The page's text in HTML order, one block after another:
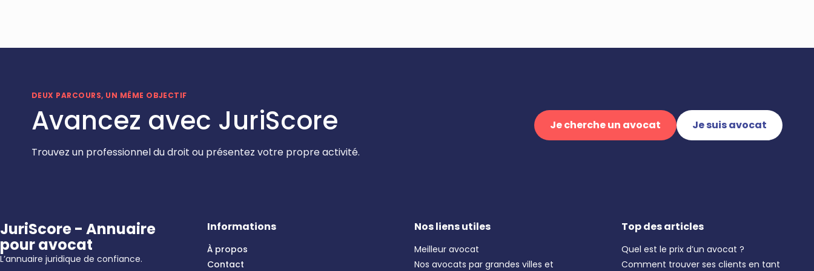
DEUX PARCOURS, UN MÊME OBJECTIF
Avancez avec JuriScore
Trouvez un professionnel du droit ou présentez votre propre activité.
Je cherche un avocat Je suis avocat
JuriScore - Annuaire
pour avocat
L’annuaire juridique de confiance.
Informations
À propos
Contact
Nos liens utiles
Meilleur avocat
Nos avocats par grandes villes et
Top des articles
Quel est le prix d’un avocat ?
Comment trouver ses clients en tant